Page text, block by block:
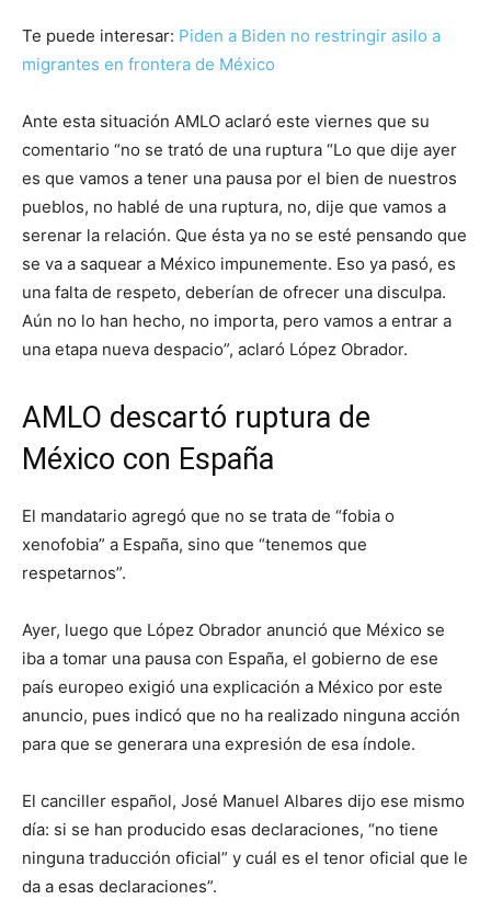
Te puede interesar: Piden a Biden no restringir asilo a
migrantes en frontera de México
Ante esta situación AMLO aclaró este viernes que su
comentario “no se trató de una ruptura “Lo que dije ayer
es que vamos a tener una pausa por el bien de nuestros
pueblos, no hablé de una ruptura, no, dije que vamos a
serenar la relación. Que ésta ya no se esté pensando que
se va a saquear a México impunemente. Eso ya pasó, es
una falta de respeto, deberían de ofrecer una disculpa.
Aún no lo han hecho, no importa, pero vamos a entrar a
una etapa nueva despacio”, aclaró López Obrador.
AMLO descartó ruptura de
México con España
El mandatario agregó que no se trata de “fobia o
xenofobia” a España, sino que “tenemos que
respetarnos”.
Ayer, luego que López Obrador anunció que México se
iba a tomar una pausa con España, el gobierno de ese
país europeo exigió una explicación a México por este
anuncio, pues indicó que no ha realizado ninguna acción
para que se generara una expresión de esa índole.
El canciller español, José Manuel Albares dijo ese mismo
día: si se han producido esas declaraciones, “no tiene
ninguna traducción oficial” y cuál es el tenor oficial que le
da a esas declaraciones”.